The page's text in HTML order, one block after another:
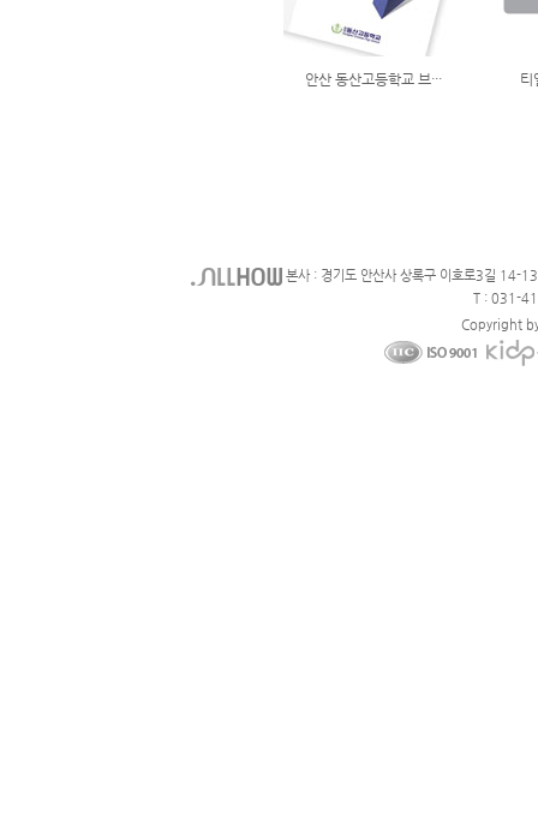
안산 동산고등학교 브··· 티
본사 : 경기도 안산사 상록구 이호로3길 14-
T : 031-
Copyright